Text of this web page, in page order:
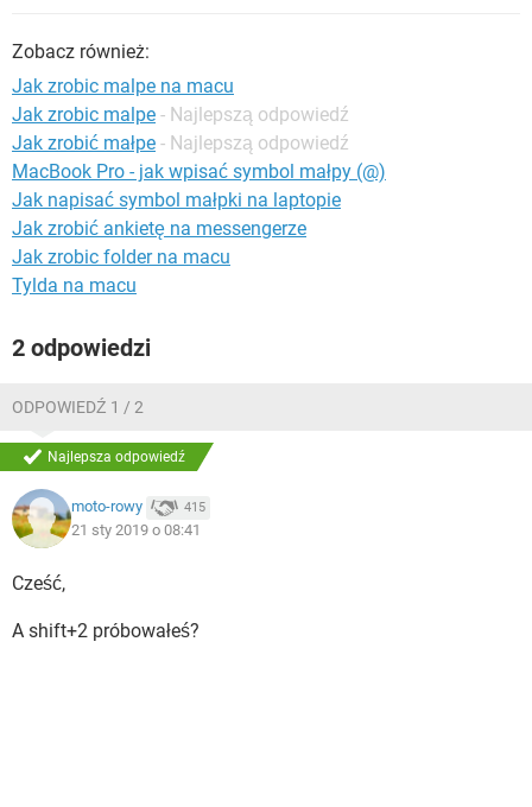
Zobacz również:
Jak zrobic malpe na macu
Jak zrobic malpe - Najlepszą odpowiedź
Jak zrobić małpe - Najlepszą odpowiedź
MacBook Pro - jak wpisać symbol małpy (@)
Jak napisać symbol małpki na laptopie
Jak zrobić ankietę na messengerze
Jak zrobic folder na macu
Tylda na macu
2 odpowiedzi
ODPOWIEDŹ 1 / 2
Najlepsza odpowiedź
moto-rowy 415
21 sty 2019 o 08:41
Cześć,
A shift+2 próbowałeś?